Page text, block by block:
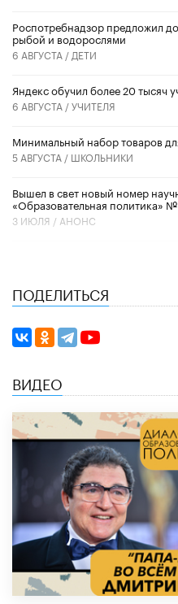
Роспотребнадзор предложил
рыбой и водорослями
6 АВГУСТА / ДЕТИ
​Яндекс обучил более 20 тысяч
6 АВГУСТА /УЧИТЕЛЯ
Минимальный набор товаров
5 АВГУСТА / ШКОЛЬНИКИ
Вышел в свет новый номер
«Образовательная политика»
3 ИЮЛЯ / АНОНС
ПОДЕЛИТЬСЯ
ВИДЕО